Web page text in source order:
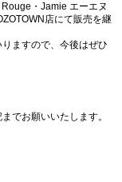
・Jamie エーエヌ
店にて販売を継
ますので、今後はぜひ
でお願いいたします。